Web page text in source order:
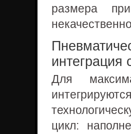
размера
Для
цикл: